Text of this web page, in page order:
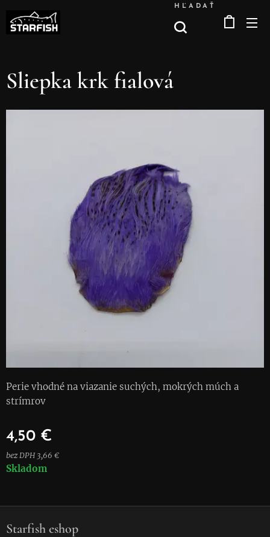
HĽADAŤ
Sliepka krk fialová
Perie vhodné na viazanie suchých, mokrých múch a
strímrov
4,50 €
bez DPH 3,66 €
Skladom
Starfish eshop